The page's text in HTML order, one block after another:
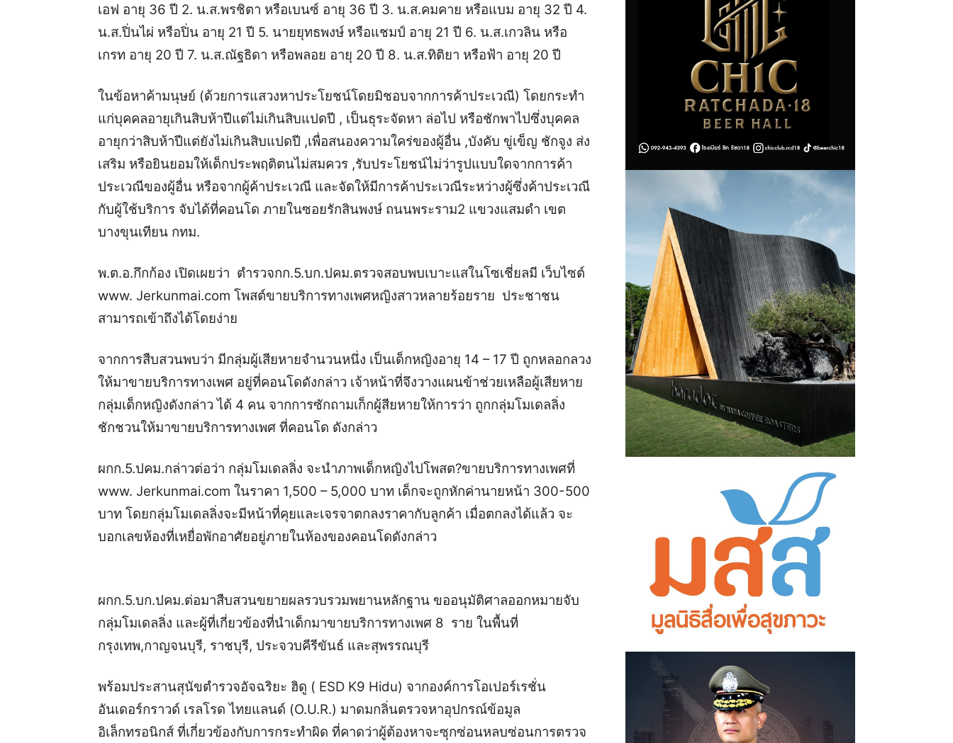
เอฟ อายุ 36 ปี 2. น.ส.พรชิตา หรือเบนซ์ อายุ 36 ปี 3. น.ส.คมคาย หรือแบม อายุ 32 ปี 4.
น.ส.ปิ่นไผ่ หรือปิ่น อายุ 21 ปี 5. นายยุทธพงษ์ หรือแชมป์ อายุ 21 ปี 6. น.ส.เกวลิน หรือ
เกรท อายุ 20 ปี 7. น.ส.ณัฐธิดา หรือพลอย อายุ 20 ปี 8. น.ส.ทิติยา หรือฟ้า อายุ 20 ปี
ในข้อหาค้ามนุษย์ (ด้วยการแสวงหาประโยชน์โดยมิชอบจากการค้าประเวณี) โดยกระทำ
แก่บุคคลอายุเกินสิบห้าปีแต่ไม่เกินสิบแปดปี , เป็นธุระจัดหา ล่อไป หรือชักพาไปซึ่งบุคคล
อายุกว่าสิบห้าปีแต่ยังไม่เกินสิบแปดปี ,เพื่อสนองความใคร่ของผู้อื่น ,บังคับ ขู่เข็ญ ชักจูง ส่ง
เสริม หรือยินยอมให้เด็กประพฤติตนไม่สมควร ,รับประโยชน์ไม่ว่ารูปแบบใดจากการค้า
ประเวณีของผู้อื่น หรือจากผู้ค้าประเวณี และจัดให้มีการค้าประเวณีระหว่างผู้ซึ่งค้าประเวณี
กับผู้ใช้บริการ จับได้ที่คอนโด ภายในซอยรักสินพงษ์ ถนนพระราม2 แขวงแสมดำ เขต
บางขุนเทียน กทม.
พ.ต.อ.กึกก้อง เปิดเผยว่า ตำรวจกก.5.บก.ปคม.ตรวจสอบพบเบาะแสในโซเชี่ยลมี เว็บไซต์
www. Jerkunmai.com โพสต์ขายบริการทางเพศหญิงสาวหลายร้อยราย ประชาชน
สามารถเข้าถึงได้โดยง่าย
จากการสืบสวนพบว่า มีกลุ่มผู้เสียหายจำนวนหนึ่ง เป็นเด็กหญิงอายุ 14 – 17 ปี ถูกหลอกลวง
ให้มาขายบริการทางเพศ อยู่ที่คอนโดดังกล่าว เจ้าหน้าที่จึงวางแผนข้าช่วยเหลือผู้เสียหาย
กลุ่มเด็กหญิงดังกล่าว ได้ 4 คน จากการซักถามเก็กผู้สียหายให้การว่า ถูกกลุ่มโมเดลลิ่ง
ชักชวนให้มาขายบริการทางเพศ ที่คอนโด ดังกล่าว
ผกก.5.ปคม.กล่าวต่อว่า กลุ่มโมเดลลิ่ง จะนำภาพเด็กหญิงไปโพสต?ขายบริการทางเพศที่
www. Jerkunmai.com ในราคา 1,500 – 5,000 บาท เด็กจะถูกหักค่านายหน้า 300-500
บาท โดยกลุ่มโมเดลลิ่งจะมีหน้าที่คุยและเจรจาตกลงราคากับลูกค้า เมื่อตกลงได้แล้ว จะ
บอกเลขห้องที่เหยื่อพักอาศัยอยู่ภายในห้องของคอนโดดังกล่าว
ผกก.5.บก.ปคม.ต่อมาสืบสวนขยายผลรวบรวมพยานหลักฐาน ขออนุมัติศาลออกหมายจับ
กลุ่มโมเดลลิ่ง และผู้ที่เกี่ยวข้องที่นำเด็กมาขายบริการทางเพศ 8 ราย ในพื้นที่
กรุงเทพ,กาญจนบุรี, ราชบุรี, ประจวบคีรีขันธ์ และสุพรรณบุรี
พร้อมประสานสุนัขตำรวจอัจฉริยะ ฮิดู ( ESD K9 Hidu) จากองค์การโอเปอร์เรชั่น
อันเดอร์กราวด์ เรลโรด ไทยแลนด์ (O.U.R.) มาดมกลิ่นตรวจหาอุปกรณ์ข้อมูล
อิเล็กทรอนิกส์ ที่เกี่ยวข้องกับการกระทำผิด ที่คาดว่าผู้ต้องหาจะซุกซ่อนหลบซ่อนการตรวจ